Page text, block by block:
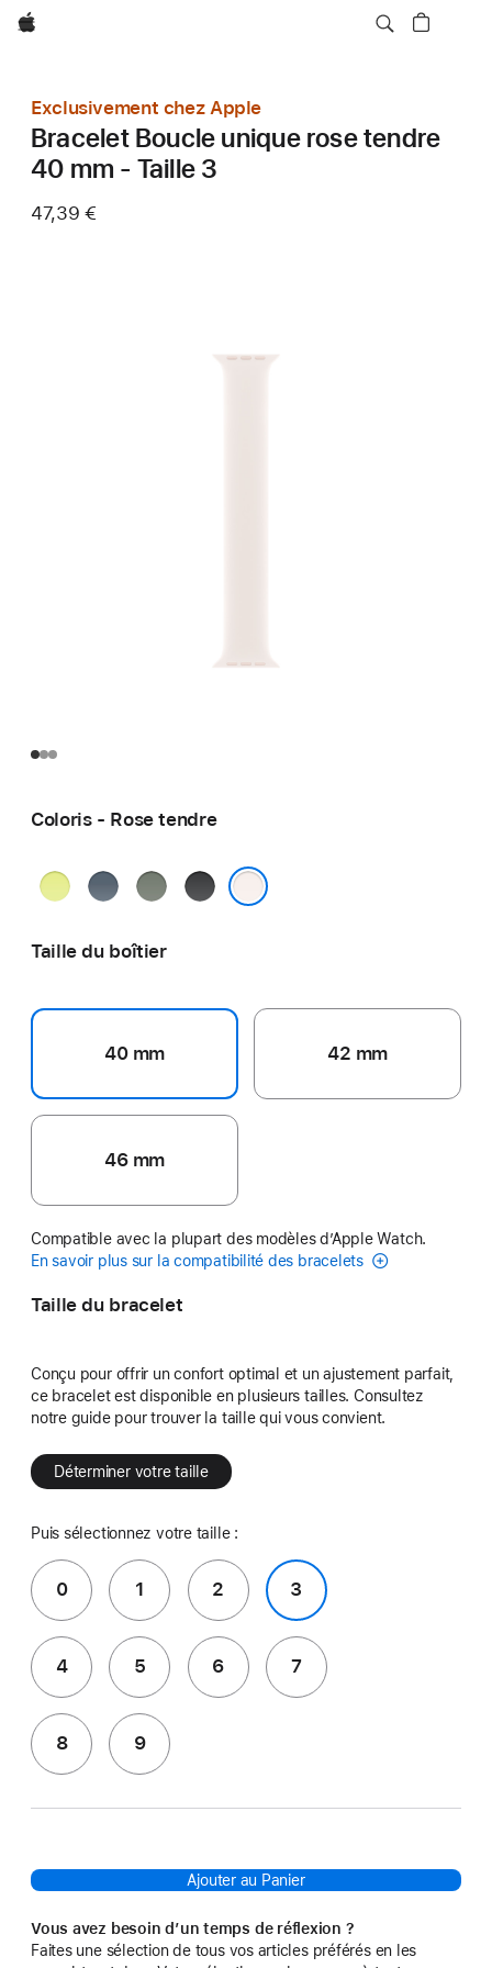
Apple
Exclusivement chez Apple
Bracelet Boucle unique rose tendre
40 mm - Taille 3
47,39 €
Coloris - Rose tendre
JauneBleu
Gris
Noir
Taille du boîtier
40 mm 42 mm
46 mm
Compatible avec la plupart des modèles d’Apple Watch.
En savoir plus sur la compatibilité des bracelets
Taille du bracelet
Conçu pour offrir un confort optimal et un ajustement parfait,
ce bracelet est disponible en plusieurs tailles. Consultez
notre guide pour trouver la taille qui vous convient.
Déterminer votre taille
Puis sélectionnez votre taille :
0 1 2 3
4 5 6 7
8 9
Ajouter au Panier
Vous avez besoin d’un temps de réflexion ?
Faites une sélection de tous vos articles préférés en les